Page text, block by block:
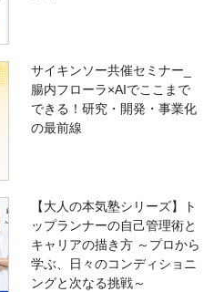
サイキンソー共催セミナー_
腸内フローラ×AIでここまで
できる！研究・開発・事業化
の最前線
【大人の本気塾シリーズ】ト
ップランナーの自己管理術と
キャリアの描き方 ～プロから
学ぶ、日々のコンディショニ
ングと次なる挑戦～